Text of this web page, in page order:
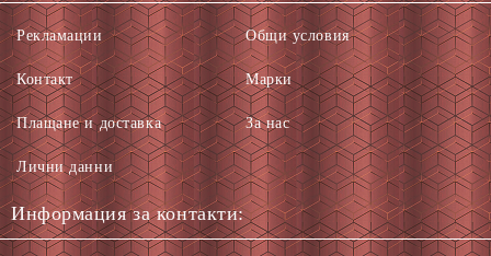
Рекламации
Контакт
Плащане и доставка
Лични данни
Общи условия
Марки
За нас
Информация за контакти: